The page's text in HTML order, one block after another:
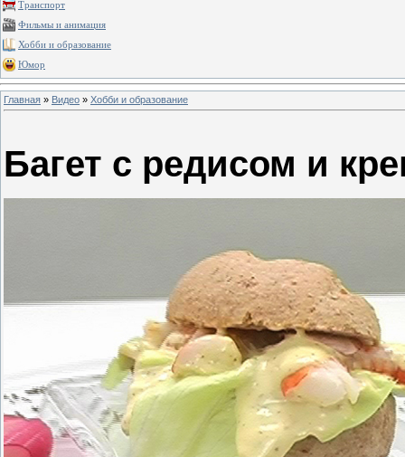
Транспорт
Фильмы и анимация
Хобби и образование
Юмор
Главная » Видео » Хобби и образование
Багет с редисом и